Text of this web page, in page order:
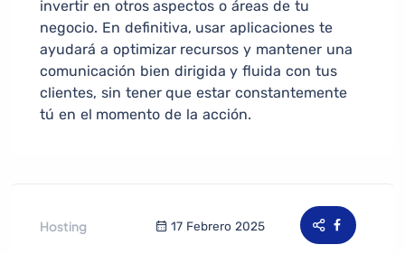
invertir en otros aspectos o áreas de tu
negocio. En definitiva, usar aplicaciones te
ayudará a optimizar recursos y mantener una
comunicación bien dirigida y fluida con tus
clientes, sin tener que estar constantemente
tú en el momento de la acción.
Hosting 17 Febrero 2025